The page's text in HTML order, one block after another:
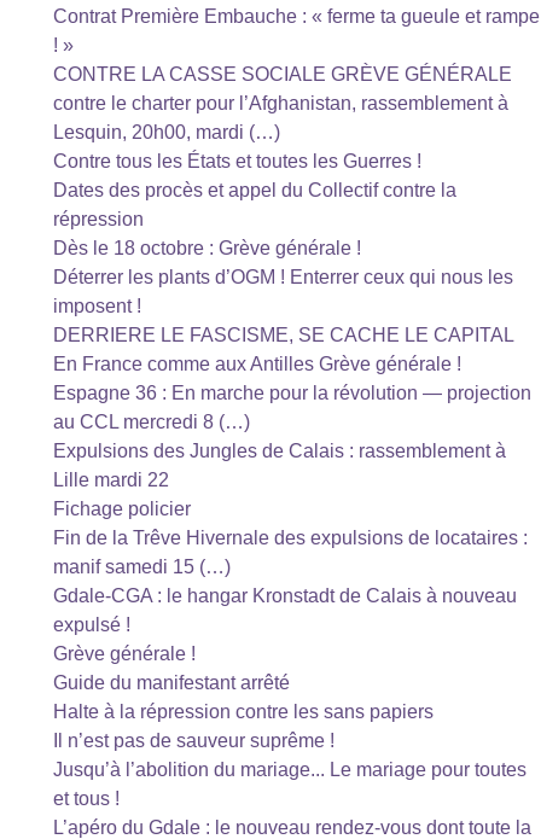
Contrat Première Embauche : « ferme ta gueule et rampe
! »
CONTRE LA CASSE SOCIALE GRÈVE GÉNÉRALE
contre le charter pour l’Afghanistan, rassemblement à
Lesquin, 20h00, mardi (…)
Contre tous les États et toutes les Guerres !
Dates des procès et appel du Collectif contre la
répression
Dès le 18 octobre : Grève générale !
Déterrer les plants d’OGM ! Enterrer ceux qui nous les
imposent !
DERRIERE LE FASCISME, SE CACHE LE CAPITAL
En France comme aux Antilles Grève générale !
Espagne 36 : En marche pour la révolution — projection
au CCL mercredi 8 (…)
Expulsions des Jungles de Calais : rassemblement à
Lille mardi 22
Fichage policier
Fin de la Trêve Hivernale des expulsions de locataires :
manif samedi 15 (…)
Gdale-CGA : le hangar Kronstadt de Calais à nouveau
expulsé !
Grève générale !
Guide du manifestant arrêté
Halte à la répression contre les sans papiers
Il n’est pas de sauveur suprême !
Jusqu’à l’abolition du mariage... Le mariage pour toutes
et tous !
L’apéro du Gdale : le nouveau rendez-vous dont toute la